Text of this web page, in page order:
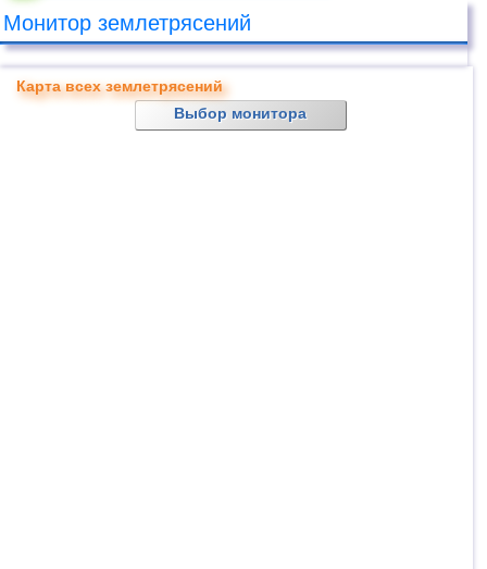
Монитор землетрясений
Карта всех землетрясений
Выбор монитора